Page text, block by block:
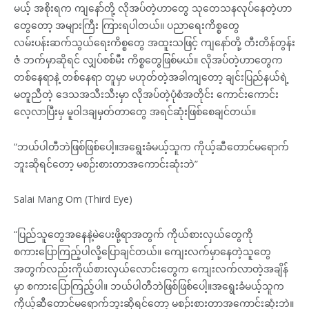
မယ့် အစိုးရက ကျနော်တို့ လိုအပ်တဲ့ဟာတွေ သုတေသနလုပ်နေတဲ့ဟာ
တွေတော့ အများကြီး ကြားရပါတယ်။ ပညာရေးကိစ္စတွေ
လမ်းပန်းဆက်သွယ်ရေးကိစ္စတွေ အထူးသဖြင့် ကျနော်တို့ တီးတိန်တွန်း
ဇံ ဘက်မှာဆိုရင် လျှပ်စစ်မီး ကိစ္စတွေဖြစ်မယ်။ လိုအပ်တဲ့ဟာတွေက
တစ်နေရာနဲ့ တစ်နေရာ တူမှာ မဟုတ်တဲ့အခါကျတော့ ချင်းပြည်နယ်ရဲ့
မတူညီတဲ့ ဒေသအသီးသီးမှာ လိုအပ်တဲ့ပုံစံအတိုင်း ကောင်းကောင်း
လေ့လာပြီးမှ မူဝါဒချမှတ်တာတွေ အရင်ဆုံးဖြစ်စေချင်တယ်။
“ဘယ်ပါတီဘဲဖြစ်ဖြစ်ပေါ့။အရွေးခံမယ့်သူက ကိုယ့်ဆီတောင်မရောက်
ဘူးဆိုရင်တော့ မစဉ်းစားတာအကောင်းဆုံးဘဲ”
Salai Mang Om (Third Eye)
“ပြည်သူတွေအနေနဲ့မဲပေးဖို့ရာအတွက် ကိုယ်စားလှယ်တွေကို
စကားပြောကြည့်ပါလို့ပြောချင်တယ်။ ကျေးလက်မှာနေတဲ့သူတွေ
အတွက်လည်းကိုယ်စားလှယ်လောင်းတွေက ကျေးလက်လာတဲ့အချိန်
မှာ စကားပြောကြည့်ပါ။ ဘယ်ပါတီဘဲဖြစ်ဖြစ်ပေါ့။အရွေးခံမယ့်သူက
ကိုယ့်ဆီတောင်မရောက်ဘူးဆိုရင်တော့ မစဉ်းစားတာအကောင်းဆုံးဘဲ။